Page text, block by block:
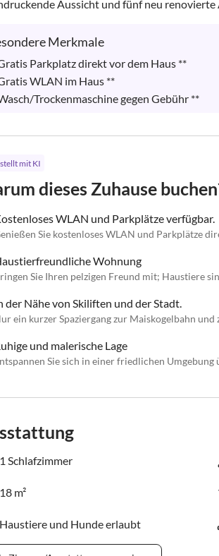
Aussicht und fünf neu
Merkmale
Parkplatz direkt vor dem Haus **
WLAN im Haus **
Trockenmaschine gegen Gebühr **
mit KI
dieses Zuhause
WLAN und Parkplätze verfügbar.
Sie kostenloses WLAN und Parkplätze
Wohnung
Sie Ihren pelzigen Freund mit; Haustiere
der Nähe von Skiliften und der Stadt.
ein kurzer Spaziergang zur Maiskogelbahn
und malerische Lage
Sie sich in einer friedlichen
1 Schlafzimmer
18 m²
Haustiere und Hunde erlaubt